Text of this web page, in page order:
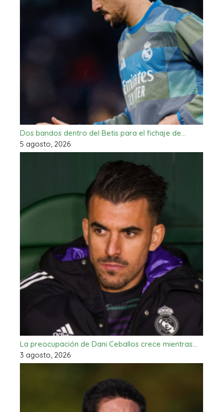
Dos bandos dentro del Betis para el fichaje de…
5 agosto, 2026
La preocupación de Dani Ceballos crece mientras…
3 agosto, 2026